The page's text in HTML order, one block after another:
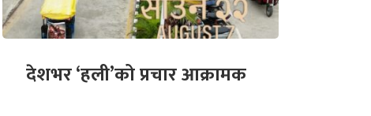
देशभर ‘हली’को प्रचार आक्रामक